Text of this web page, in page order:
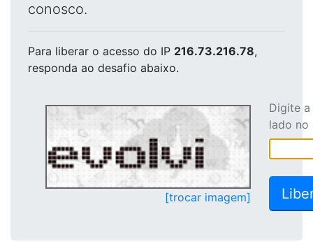
conosco.
Para liberar o acesso do IP 216.73.216.78,
responda ao desafio abaixo.
[trocar imagem]
Digite
lado no